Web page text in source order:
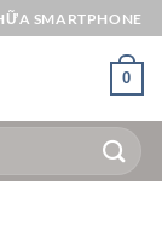
SMARTPHONE
0